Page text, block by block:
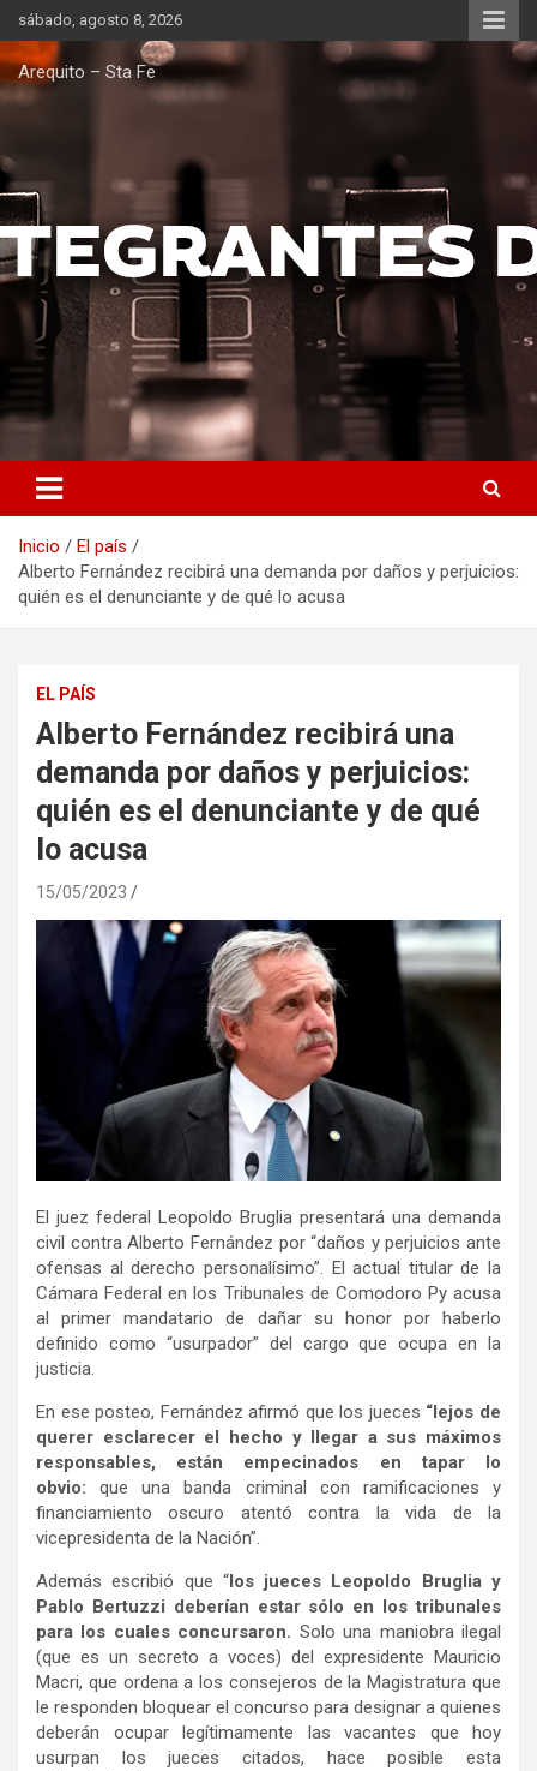
Saltar
al
contenido
sábado, agosto 8, 2026
Arequito – Sta Fe
Inicio
El país
Alberto Fernández recibirá una demanda por daños y perjuicios:
quién es el denunciante y de qué lo acusa
EL PAÍS
Alberto Fernández recibirá una
demanda por daños y perjuicios:
quién es el denunciante y de qué
lo acusa
15/05/2023
El juez federal Leopoldo Bruglia presentará una demanda
civil contra Alberto Fernández por “daños y perjuicios ante
ofensas al derecho personalísimo”. El actual titular de la
Cámara Federal en los Tribunales de Comodoro Py acusa
al primer mandatario de dañar su honor por haberlo
definido como “usurpador” del cargo que ocupa en la
justicia.
En ese posteo, Fernández afirmó que los jueces “lejos de
querer esclarecer el hecho y llegar a sus máximos
responsables, están empecinados en tapar lo
obvio:que una banda criminal con ramificaciones y
financiamiento oscuro atentó contra la vida de la
vicepresidenta de la Nación”.
Además escribió que “los jueces Leopoldo Bruglia y
Pablo Bertuzzi deberían estar sólo en los tribunales
para los cuales concursaron. Solo una maniobra ilegal
(que es un secreto a voces) del expresidente Mauricio
Macri, que ordena a los consejeros de la Magistratura que
le responden bloquear el concurso para designar a quienes
deberán ocupar legítimamente las vacantes que hoy
usurpan los jueces citados, hace posible esta